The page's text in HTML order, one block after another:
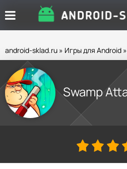
android-sklad.ru » Игры для Android
Swamp